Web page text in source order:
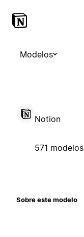
Modelos
Notion
571 modelos
Sobre este modelo